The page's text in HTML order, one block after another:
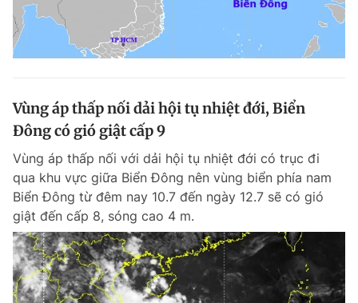
Vùng áp thấp nối dải hội tụ nhiệt đới, Biển
Đông có gió giật cấp 9
Vùng áp thấp nối với dải hội tụ nhiệt đới có trục đi
qua khu vực giữa Biển Đông nên vùng biển phía nam
Biển Đông từ đêm nay 10.7 đến ngày 12.7 sẽ có gió
giật đến cấp 8, sóng cao 4 m.